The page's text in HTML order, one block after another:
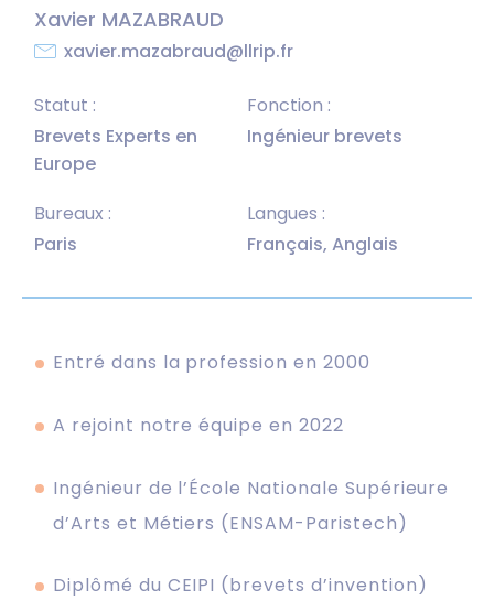
Xavier MAZABRAUD
xavier.mazabraud@llrip.fr
Statut :
Brevets Experts en
Europe
Fonction :
Ingénieur brevets
Bureaux :
Paris
Langues :
Français, Anglais
Entré dans la profession en 2000
A rejoint notre équipe en 2022
Ingénieur de l’École Nationale Supérieure
d’Arts et Métiers (ENSAM-Paristech)
Diplômé du CEIPI (brevets d’invention)